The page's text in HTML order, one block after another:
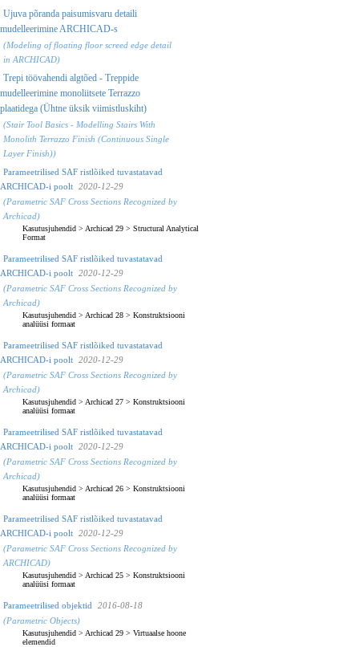
Ujuva põranda paisumisvaru detaili
mudelleerimine ARCHICAD-s
(Modeling of floating floor screed edge detail
in ARCHICAD)
Trepi töövahendi algtõed - Treppide
mudelleerimine monoliitsete Terrazzo
plaatidega (Ühtne üksik viimistluskiht)
(Stair Tool Basics - Modelling Stairs With
Monolith Terrazzo Finish (Continuous Single
Layer Finish))
Parameetrilised SAF ristlõiked tuvastatavad
ARCHICAD-i poolt
2020-12-29
(Parametric SAF Cross Sections Recognized by
Archicad)
Kasutusjuhendid > Archicad 29 > Structural Analytical
Format
Parameetrilised SAF ristlõiked tuvastatavad
ARCHICAD-i poolt
2020-12-29
(Parametric SAF Cross Sections Recognized by
Archicad)
Kasutusjuhendid > Archicad 28 > Konstruktsiooni
analüüsi formaat
Parameetrilised SAF ristlõiked tuvastatavad
ARCHICAD-i poolt
2020-12-29
(Parametric SAF Cross Sections Recognized by
Archicad)
Kasutusjuhendid > Archicad 27 > Konstruktsiooni
analüüsi formaat
Parameetrilised SAF ristlõiked tuvastatavad
ARCHICAD-i poolt
2020-12-29
(Parametric SAF Cross Sections Recognized by
Archicad)
Kasutusjuhendid > Archicad 26 > Konstruktsiooni
analüüsi formaat
Parameetrilised SAF ristlõiked tuvastatavad
ARCHICAD-i poolt
2020-12-29
(Parametric SAF Cross Sections Recognized by
ARCHICAD)
Kasutusjuhendid > Archicad 25 > Konstruktsiooni
analüüsi formaat
Parameetrilised objektid
2016-08-18
(Parametric Objects)
Kasutusjuhendid > Archicad 29 > Virtuaalse hoone
elemendid